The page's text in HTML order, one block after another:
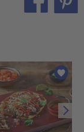
nach Wahl